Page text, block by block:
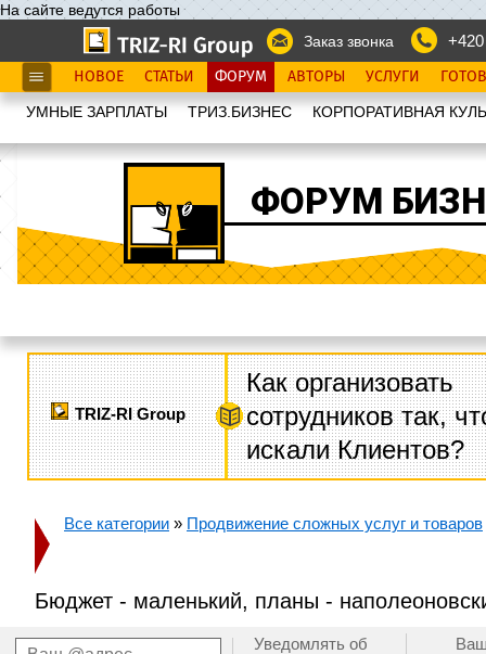
На сайте ведутся работы
Заказ звонка
НОВОЕ СТАТЬИ ФОРУМ АВТОРЫ УСЛУГИ
УМНЫЕ ЗАРПЛАТЫ ТРИЗ.БИЗНЕС КОРПОРАТИВНАЯ
ФОРУМ
TRIZ-RI Group
Как организовать
сотрудников так,
искали Клиентов?
Все категории » Продвижение сложных услуг и товаров
Бюджет - маленький, планы -
Уведомлять об